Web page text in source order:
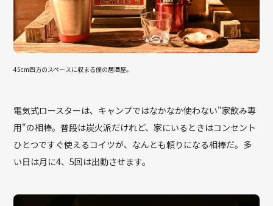
45cm四方のスペースに収まる僕の居酒屋。
電気式ロースターは、キャンプではなかなか使わない"家飲み専
用"の相棒。普段は炭火派だけれど、家にいるときはコンセント
ひとつですぐ使えるコイツが、なんとも頼りになる相棒だ。多
い日は月に4、5回は出動させます。